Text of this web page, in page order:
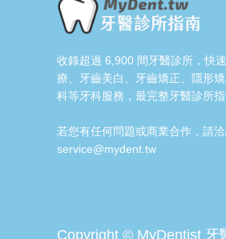
收錄超過 6,900 間牙醫診所，快
療、牙齒美白、牙齒矯正、隱形
科等牙科服務，最完整牙醫診所指
若您有任何問題或商業合作，請
service@mydent.tw
Copyright © MyDentist 牙